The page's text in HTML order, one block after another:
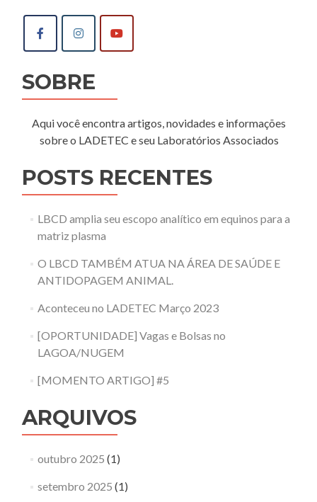
SOBRE
Aqui você encontra artigos, novidades e informações
sobre o LADETEC e seu Laboratórios Associados
POSTS RECENTES
LBCD amplia seu escopo analítico em equinos para a
matriz plasma
O LBCD TAMBÉM ATUA NA ÁREA DE SAÚDE E
ANTIDOPAGEM ANIMAL.
Aconteceu no LADETEC Março 2023
[OPORTUNIDADE] Vagas e Bolsas no
LAGOA/NUGEM
[MOMENTO ARTIGO] #5
ARQUIVOS
outubro 2025 (1)
setembro 2025 (1)